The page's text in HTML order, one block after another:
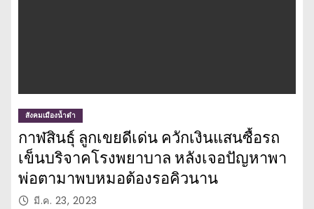
สังคมเมืองน้ำดำ
กาฬสินธุ์ ลูกเขยดีเด่น ควักเงินแสนซื้อรถ
เข็นบริจาคโรงพยาบาล หลังเจอปัญหาพา
พ่อตามาพบหมอต้องรอคิวนาน
มี.ค. 23, 2023